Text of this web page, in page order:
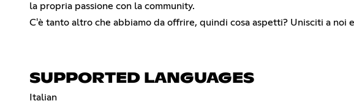
la propria passione con la community.
C'è tanto altro che abbiamo da offrire, quindi cosa aspetti? Unisciti a
SUPPORTED LANGUAGES
Italian